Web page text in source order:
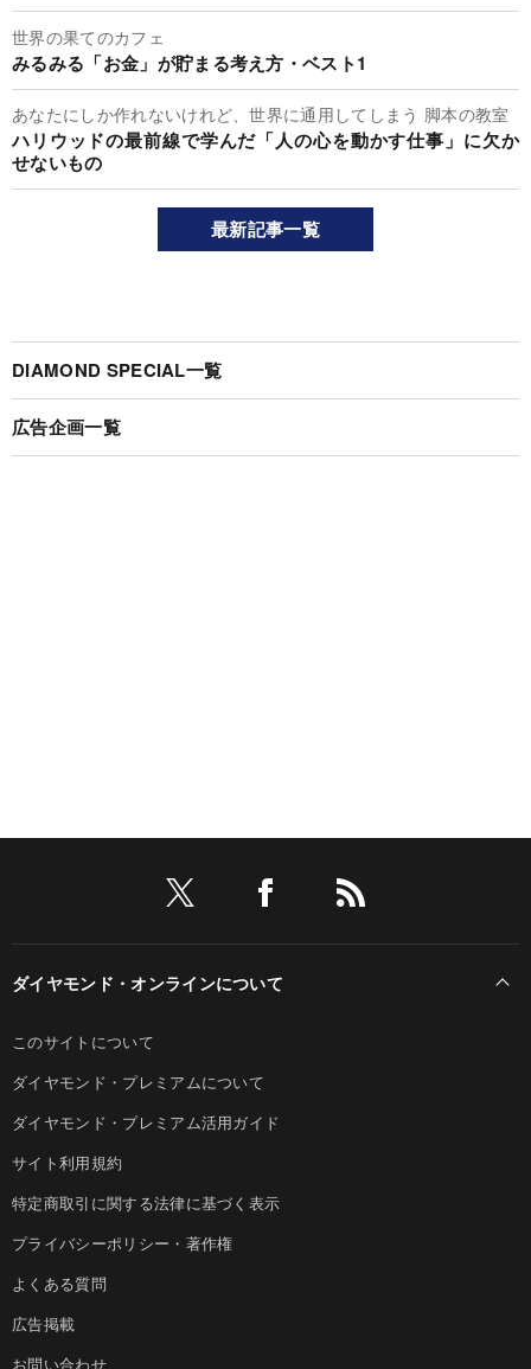
世界の果てのカフェ
みるみる「お金」が貯まる考え方・ベスト1
あなたにしか作れないけれど、世界に通用してしまう 脚本の教室
ハリウッドの最前線で学んだ「人の心を動かす仕事」に欠か
せないもの
最新記事一覧
DIAMOND SPECIAL一覧
広告企画一覧
ダイヤモンド・オンラインについて
このサイトについて
ダイヤモンド・プレミアムについて
ダイヤモンド・プレミアム活用ガイド
サイト利用規約
特定商取引に関する法律に基づく表示
プライバシーポリシー・著作権
よくある質問
広告掲載
お問い合わせ